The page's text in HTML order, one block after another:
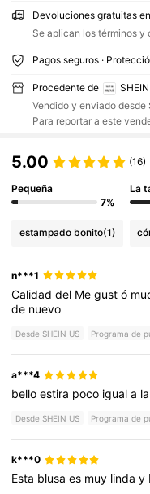
Devoluciones gratuitas
Se aplican los términos y
Pagos seguros ·
Procedente de
Vendido y enviado desde
Para reportar a este
5.00 (16)
Pequeña
7%
La
estampado bonito(1)
n***1
Calidaddel Megustó
de nuevo
Desde SHEIN US Programa de
a***4
belloestira poco iguala la
Desde SHEIN US Programa de
k***0
Esta blusaes muy linday